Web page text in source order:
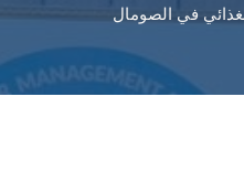
في الصومال